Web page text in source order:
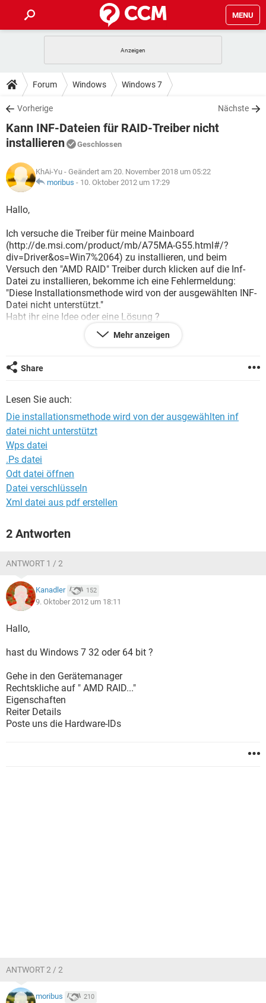
MENU
ANDROID IOS
WINDOWS 10
WHATSAPP TIKTOK
FACEBOOK
TIPPS & TRICKS
SPIELE STREAMING
WINDOWS 10
FACEBOOK HARDWARE
DOWNLOADS
SPIELE STREAMING
ANDROID
WINDOWS 10 INSTAGRAM
WHATSAPP
FACEBOOK
FORUM
ANDROID IOS
FACEBOOK HARDWARE
LEXIKON
SPIELE
ANDROID
WINDOWS 10 INSTAGRAM
WHATSAPP TIKTOK
FACEBOOK HARDWARE
Forum Windows Windows 7
Vorherige Nächste
Kann INF-Dateien für RAID-Treiber nicht
installieren
Geschlossen
KhAi-Yu - Geändert am 20. November 2018 um 05:22
moribus - 10. Oktober 2012 um 17:29
Hallo,
Ich versuche die Treiber für meine Mainboard
(http://de.msi.com/product/mb/A75MA-G55.html#/?
div=Driver&os=Win7%2064) zu installieren, und beim
Versuch den "AMD RAID" Treiber durch klicken auf die Inf-
Datei zu installieren, bekomme ich eine Fehlermeldung:
"Diese Installationsmethode wird von der ausgewählten INF-
Datei nicht unterstützt."
Habt ihr eine Idee oder eine Lösung ?
besten dank im voraus
Mehr anzeigen
Share
Lesen Sie auch:
Die installationsmethode wird von der ausgewählten inf
datei nicht unterstützt
Wps datei
.Ps datei
Odt datei öffnen
Datei verschlüsseln
Xml datei aus pdf erstellen
2 Antworten
ANTWORT 1 / 2
Kanadler 152
9. Oktober 2012 um 18:11
Hallo,
hast du Windows 7 32 oder 64 bit ?
Gehe in den Gerätemanager
Rechtskliche auf " AMD RAID..."
Eigenschaften
Reiter Details
Poste uns die Hardware-IDs
ANTWORT 2 / 2
moribus 210